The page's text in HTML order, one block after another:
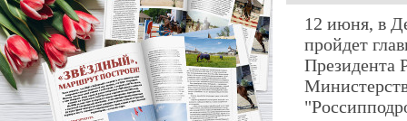
12 июня, в
пройдет
Президента